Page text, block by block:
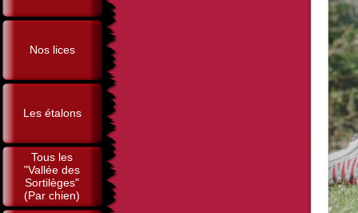
Nos lices
Les étalons
Tous les
"Vallée des
Sortilèges"
(Par chien)